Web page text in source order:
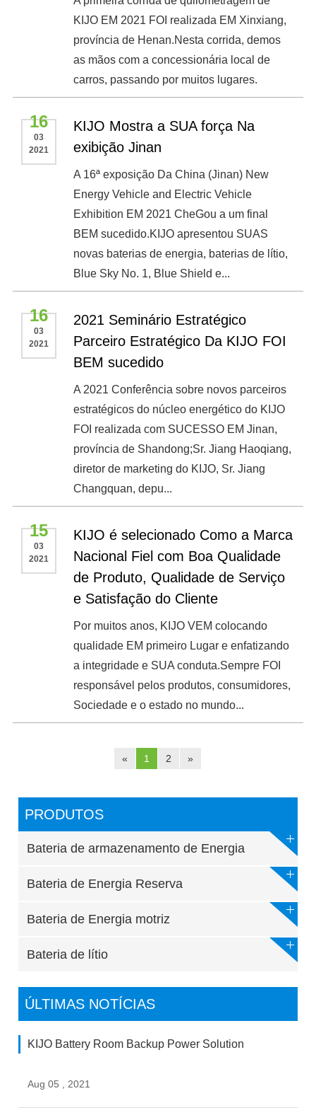
KIJO EM 2021 FOI realizada EM Xinxiang,
província de Henan.Nesta corrida, demos
as mãos com a concessionária local de
carros, passando por muitos lugares.
16
03
2021
KIJO Mostra a SUA força Na
exibição Jinan
A 16ª exposição Da China (Jinan) New
Energy Vehicle and Electric Vehicle
Exhibition EM 2021 CheGou a um final
BEM sucedido.KIJO apresentou SUAS
novas baterias de energia, baterias de lítio,
Blue Sky No. 1, Blue Shield e...
16
03
2021
2021 Seminário Estratégico
Parceiro Estratégico Da KIJO FOI
BEM sucedido
A 2021 Conferência sobre novos parceiros
estratégicos do núcleo energético do KIJO
FOI realizada com SUCESSO EM Jinan,
província de Shandong;Sr. Jiang Haoqiang,
diretor de marketing do KIJO, Sr. Jiang
Changquan, depu...
15
03
2021
KIJO é selecionado Como a Marca
Nacional Fiel com Boa Qualidade
de Produto, Qualidade de Serviço
e Satisfação do Cliente
Por muitos anos, KIJO VEM colocando
qualidade EM primeiro Lugar e enfatizando
a integridade e SUA conduta.Sempre FOI
responsável pelos produtos, consumidores,
Sociedade e o estado no mundo...
« 1 2 »
PRODUTOS
Bateria de armazenamento de Energia
Bateria de Energia Reserva
Bateria de Energia motriz
Bateria de lítio
ÚLTIMAS NOTÍCIAS
KIJO Battery Room Backup Power Solution
Aug 05 , 2021